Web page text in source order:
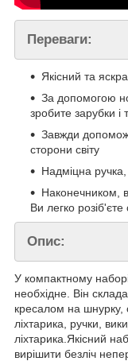
Переваги:
Якісний та
За допомогою
зробите зарубки і
Завжди
сторони світу
Надміцна
Наконечником,
Ви легко розіб'єте
Опис:
У компактному
необхідне. Він
кресалом на шнурку,
ліхтарика, ручки,
ліхтарика.Якісний
вирішити безліч